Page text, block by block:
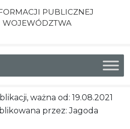
PUBLICZNEJ
ważna od: 19.08.2021
przez: Jagoda